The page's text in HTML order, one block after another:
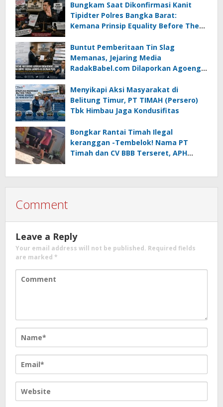
Bungkam Saat Dikonfirmasi Kanit
Tipidter Polres Bangka Barat:
Kemana Prinsip Equality Before The
Buntut Pemberitaan Tin Slag
Memanas, Jejaring Media
RadakBabel.com Dilaporkan Agoeng
Menyikapi Aksi Masyarakat di
Belitung Timur, PT TIMAH (Persero)
Tbk Himbau Jaga Kondusifitas
Bongkar Rantai Timah Ilegal
keranggan -Tembelok! Nama PT
Timah dan CV BBB Terseret, APH
Comment
Leave a Reply
Your email address will not be published. Required fields
are marked *